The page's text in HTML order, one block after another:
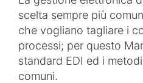
scelta sempre più
che vogliano tagliare i
processi; per questo
standard EDI ed i
comuni.